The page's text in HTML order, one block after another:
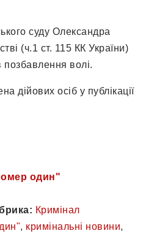
суду Олександра
(ч.1 ст. 115 КК України)
позбавлення волі.
дійових осіб у публікації
один"
Кримінал
, кримінальні новини,